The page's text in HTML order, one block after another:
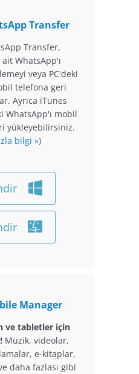
Transfer
Transfer,
WhatsApp'ı
veya PC'deki
telefona geri
Ayrıca iTunes
WhatsApp'ı mobil
yükleyebilirsiniz.
bilgi »)
Manager
ve tabletler için
Müzik, videolar,
e-kitaplar,
daha fazlası gibi